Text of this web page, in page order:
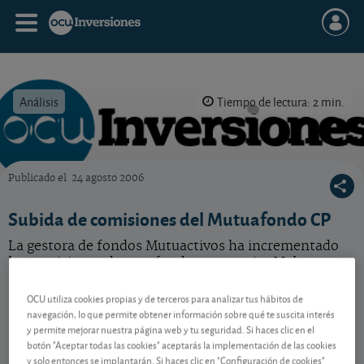
Análisis Tiempo de lectura: 2 min.
Publicado el 24 agosto 2006
Subida de comisiones del Mutuafondo CP
La gestora de fondos Mutuactivos ha incrementado
las comisiones de este fondo monetario. Malas
Contenido reservado a SOCIOS
OCU utiliza cookies propias y de terceros para analizar tus hábitos de
navegación, lo que permite obtener información sobre qué te suscita interés
y permite mejorar nuestra página web y tu seguridad. Si haces clic en el
botón "Aceptar todas las cookies" aceptarás la implementación de las cookies
y solo entonces se implantarán. Si haces clic en "Configuración de cookies"